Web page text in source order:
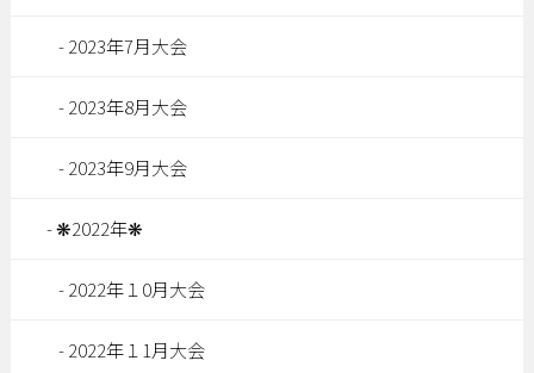
2023年7月大会
2023年8月大会
2023年9月大会
❋2022年❋
2022年１0月大会
2022年１1月大会